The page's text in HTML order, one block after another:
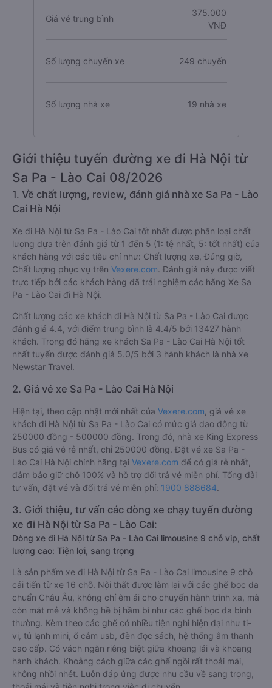
Giá vé trung bình
375.000
VNĐ
Số lượng chuyến xe 249 chuyến
Số lượng nhà xe 19 nhà xe
Giới thiệu tuyến đường xe đi Hà Nội từ
Sa Pa - Lào Cai 08/2026
1. Về chất lượng, review, đánh giá nhà xe Sa Pa - Lào
Cai Hà Nội
Xe đi Hà Nội từ Sa Pa - Lào Cai tốt nhất được phân loại chất
lượng dựa trên đánh giá từ 1 đến 5 (1: tệ nhất, 5: tốt nhất) của
khách hàng với các tiêu chí như: Chất lượng xe, Đúng giờ,
Chất lượng phục vụ trên Vexere.com. Đánh giá này được viết
trực tiếp bởi các khách hàng đã trải nghiệm các hãng Xe Sa
Pa - Lào Cai đi Hà Nội.
Chất lượng các xe khách đi Hà Nội từ Sa Pa - Lào Cai được
đánh giá 4.4, với điểm trung bình là 4.4/5 bởi 13427 hành
khách. Trong đó hãng xe khách Sa Pa - Lào Cai Hà Nội tốt
nhất tuyến được đánh giá 5.0/5 bởi 3 hành khách là nhà xe
Newstar Travel.
2. Giá vé xe Sa Pa - Lào Cai Hà Nội
Hiện tại, theo cập nhật mới nhất của Vexere.com , giá vé xe
khách đi Hà Nội từ Sa Pa - Lào Cai có mức giá dao động từ
250000 đồng - 500000 đồng. Trong đó, nhà xe King Express
Bus có giá vé rẻ nhất, chỉ 250000 đồng. Đặt vé xe Sa Pa -
Lào Cai Hà Nội chính hãng tại Vexere.com để có giá rẻ nhất,
đảm bảo giữ chỗ 100% và hỗ trợ đổi trả vé miễn phí. Tổng đài
tư vấn, đặt vé và đổi trả vé miễn phí: 1900 888684.
3. Giới thiệu, tư vấn các dòng xe chạy tuyến đường
xe đi Hà Nội từ Sa Pa - Lào Cai:
Dòng xe đi Hà Nội từ Sa Pa - Lào Cai limousine 9 chỗ vip, chất
lượng cao: Tiện lợi, sang trọng
Là sản phẩm xe đi Hà Nội từ Sa Pa - Lào Cai limousine 9 chỗ
cải tiến từ xe 16 chỗ. Nội thất được làm lại với các ghế bọc da
chuẩn Châu Âu, không chỉ êm ái cho chuyến hành trình xa, mà
còn mát mẻ và không hề bị hầm bí như các ghế bọc da bình
thường. Kèm theo các ghế có nhiều tiện nghi hiện đại như ti-
vi, tủ lạnh mini, ổ cắm usb, đèn đọc sách, hệ thống âm thanh
cao cấp. Có vách ngăn riêng biệt giữa khoang lái và khoang
hành khách. Khoảng cách giữa các ghế ngồi rất thoải mái,
không nhồi nhét. Luôn đáp ứng được nhu cầu về sang trọng,